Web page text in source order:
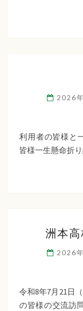
2026
利用者の皆様と
皆様一生懸命折
洲本
2026
令和8年7月21日
の皆様の交流訪